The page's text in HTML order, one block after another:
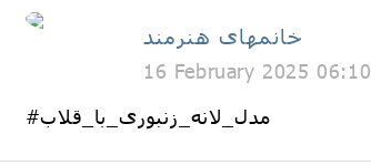
خانمهای هنرمند
16 February 2025 06:10
#مدل_لانه_زنبوری_با_قلاب